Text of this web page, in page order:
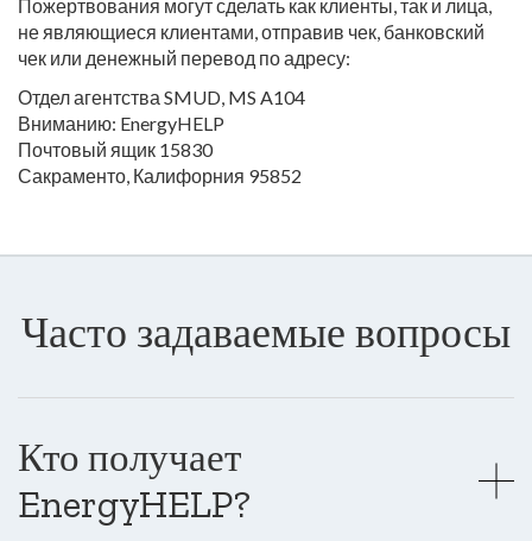
Пожертвования могут сделать как клиенты, так и лица,
не являющиеся клиентами, отправив чек, банковский
чек или денежный перевод по адресу:
Отдел агентства SMUD, MS A104
Вниманию: EnergyHELP
Почтовый ящик 15830
Сакраменто, Калифорния 95852
Часто задаваемые вопросы
Кто получает
EnergyHELP?